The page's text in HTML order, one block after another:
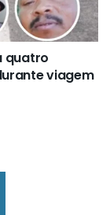
quatro
viagem